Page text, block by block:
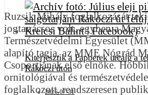
Kiterjesztik a Papberek utcáig a
Rákóczi úton
2026-07-31
Ruzsik Mihály foglalkozását
jogtanácsos volt, egyben a
Természetvédelmi Egyesület
alapító tagja, az MME Nógrád
Csoportjának első elnöke.
ornitológiával és
foglalkozott, rendszeresen